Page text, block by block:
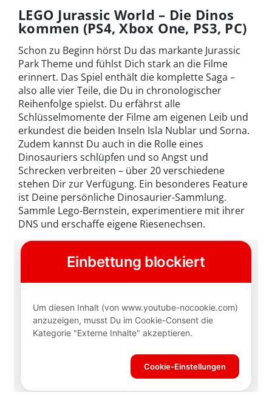
LEGO Jurassic World – Die Dinos
kommen (PS4, Xbox One, PS3, PC)
Schon zu Beginn hörst Du das markante Jurassic
Park Theme und fühlst Dich stark an die Filme
erinnert. Das Spiel enthält die komplette Saga –
also alle vier Teile, die Du in chronologischer
Reihenfolge spielst. Du erfährst alle
Schlüsselmomente der Filme am eigenen Leib und
erkundest die beiden Inseln Isla Nublar und Sorna.
Zudem kannst Du auch in die Rolle eines
Dinosauriers schlüpfen und so Angst und
Schrecken verbreiten – über 20 verschiedene
stehen Dir zur Verfügung. Ein besonderes Feature
ist Deine persönliche Dinosaurier-Sammlung.
Sammle Lego-Bernstein, experimentiere mit ihrer
DNS und erschaffe eigene Riesenechsen.